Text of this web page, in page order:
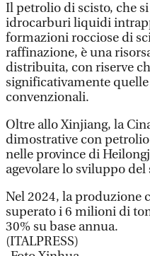
Il petrolio di scisto, che
idrocarburi liquidi
formazioni rocciose di
raffinazione, è una
distribuita, con riserve
significativamente
convenzionali.
Oltre allo Xinjiang, la
dimostrative con
nelle province di
agevolare lo sviluppo del
Nel 2024, la produzione
superato i 6 milioni di
30% su base annua.
(ITALPRESS)